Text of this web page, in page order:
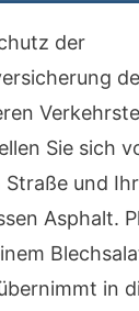
der
Sie sich
Straße und
Asphalt.
in